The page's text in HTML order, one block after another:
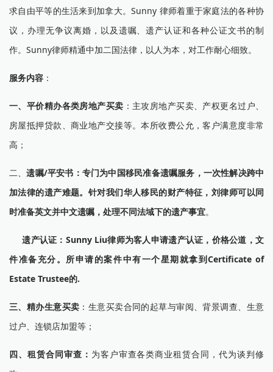
求自由平等的生活来到加拿大。Sunny 律师着重于家庭法的各种协
议，办理无争议离婚，以及遗嘱、遗产认证和各种公证文书的制
作。Sunny律师精通中加二国法律，以人为本，对工作耐心细致。
服务内容 ：
一、平价精办各类房地产买卖 ：主攻房地产买卖、产权更名过户、
房屋抵押贷款、商业地产交接等。本所收费公允，客户满意度非常
高；
二、遗嘱/平安书：专门为中国移民准备遗嘱服务，一次性解决跨中
加法律的遗产难题。针对我们华人移民的财产特征，刘律师可以同
时准备英文并中文遗嘱，处理不同法域下的遗产事宜。
遗产认证：Sunny Liu律师为客人申请遗产认证，价格公道，文
件准备充分。所申请的案件中有一个星期就拿到Certificate of
Estate Trustee的.
三、精办生意买卖 ：生意买卖合同的起草与审阅、背景调查、生意
过户、连锁店加盟等；
四、租赁合同审查： 为客户审查各类商业租赁合同，代为谈判修